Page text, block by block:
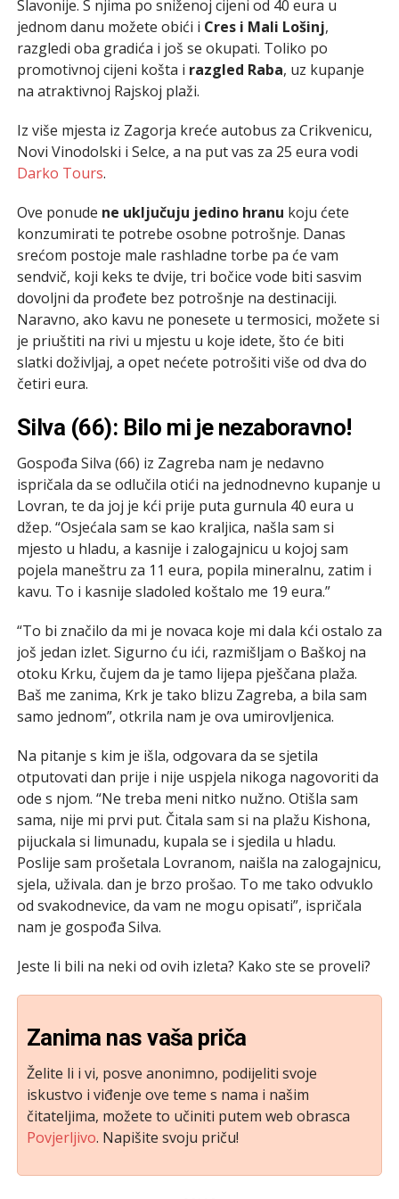
Slavonije. S njima po sniženoj cijeni od 40 eura u
jednom danu možete obići i Cres i Mali Lošinj,
razgledi oba gradića i još se okupati. Toliko po
promotivnoj cijeni košta i razgled Raba, uz kupanje
na atraktivnoj Rajskoj plaži.
Iz više mjesta iz Zagorja kreće autobus za Crikvenicu,
Novi Vinodolski i Selce, a na put vas za 25 eura vodi
Darko Tours.
Ove ponude ne uključuju jedino hranu koju ćete
konzumirati te potrebe osobne potrošnje. Danas
srećom postoje male rashladne torbe pa će vam
sendvič, koji keks te dvije, tri bočice vode biti sasvim
dovoljni da prođete bez potrošnje na destinaciji.
Naravno, ako kavu ne ponesete u termosici, možete si
je priuštiti na rivi u mjestu u koje idete, što će biti
slatki doživljaj, a opet nećete potrošiti više od dva do
četiri eura.
Silva (66): Bilo mi je nezaboravno!
Gospođa Silva (66) iz Zagreba nam je nedavno
ispričala da se odlučila otići na jednodnevno kupanje u
Lovran, te da joj je kći prije puta gurnula 40 eura u
džep. “Osjećala sam se kao kraljica, našla sam si
mjesto u hladu, a kasnije i zalogajnicu u kojoj sam
pojela maneštru za 11 eura, popila mineralnu, zatim i
kavu. To i kasnije sladoled koštalo me 19 eura.”
“To bi značilo da mi je novaca koje mi dala kći ostalo za
još jedan izlet. Sigurno ću ići, razmišljam o Baškoj na
otoku Krku, čujem da je tamo lijepa pješčana plaža.
Baš me zanima, Krk je tako blizu Zagreba, a bila sam
samo jednom”, otkrila nam je ova umirovljenica.
Na pitanje s kim je išla, odgovara da se sjetila
otputovati dan prije i nije uspjela nikoga nagovoriti da
ode s njom. “Ne treba meni nitko nužno. Otišla sam
sama, nije mi prvi put. Čitala sam si na plažu Kishona,
pijuckala si limunadu, kupala se i sjedila u hladu.
Poslije sam prošetala Lovranom, naišla na zalogajnicu,
sjela, uživala. dan je brzo prošao. To me tako odvuklo
od svakodnevice, da vam ne mogu opisati”, ispričala
nam je gospođa Silva.
Jeste li bili na neki od ovih izleta? Kako ste se proveli?
Zanima nas vaša priča
Želite li i vi, posve anonimno, podijeliti svoje
iskustvo i viđenje ove teme s nama i našim
čitateljima, možete to učiniti putem web obrasca
Povjerljivo. Napišite svoju priču!